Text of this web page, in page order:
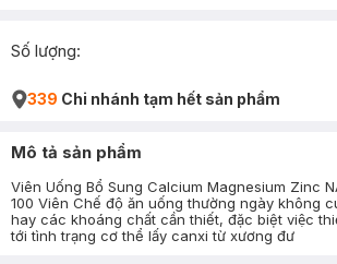
Số lượng:
339 Chi nhánh tạm hết sản phẩm
Mô tả sản phẩm
Viên Uống Bổ Sung Calcium Magnesium Zinc
100 Viên Chế độ ăn uống thường ngày không
hay các khoáng chất cần thiết, đặc biệt việc
tới tình trạng cơ thể lấy canxi từ xương đư